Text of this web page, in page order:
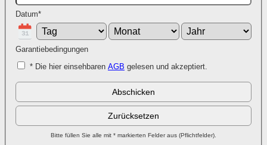
Datum*
Garantiebedingungen
* Die hier einsehbaren AGB gelesen und akzeptiert.
Bitte füllen Sie alle mit * markierten Felder aus (Pflichtfelder).